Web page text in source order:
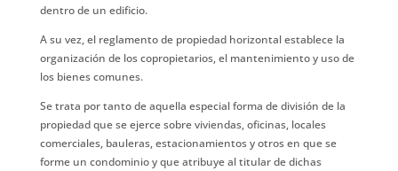
dentro de un edificio.
A su vez, el reglamento de propiedad horizontal establece la
organización de los copropietarios, el mantenimiento y uso de
los bienes comunes.
Se trata por tanto de aquella especial forma de división de la
propiedad que se ejerce sobre viviendas, oficinas, locales
comerciales, bauleras, estacionamientos y otros en que se
forme un condominio y que atribuye al titular de dichas